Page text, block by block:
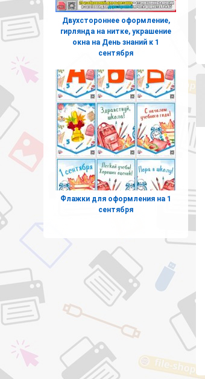
Двухстороннее оформление,
гирлянда на нитке, украшение
окна на День знаний к 1
сентября
Флажки для оформления на 1
сентября